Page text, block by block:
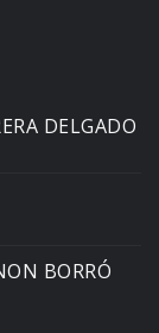
DELGADO
BORRÓ